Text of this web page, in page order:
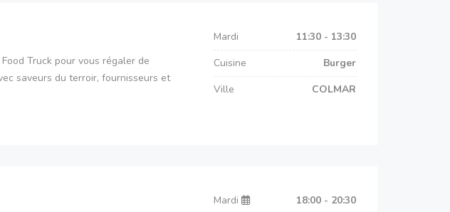
Truck pour vous régaler de
saveurs du terroir, fournisseurs et
Mardi
11:30 - 13:30
Cuisine
Burger
Ville
COLMAR
Mardi
18:00 - 20:30